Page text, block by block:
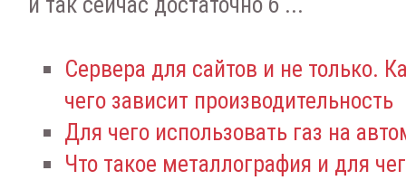
Сервера для сайтов и не только.
чего зависит производительность
Для чего использовать газ на
Что такое металлография и для